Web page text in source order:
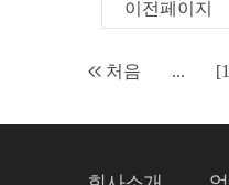
이전페이지
처음 ...